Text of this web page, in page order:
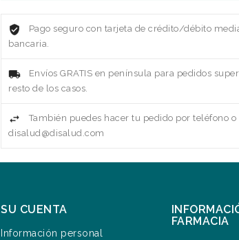
Pago seguro con tarjeta de crédito/débito
bancaria.
Envíos GRATIS en península para pedidos
resto de los casos.
También puedes hacer tu pedido por teléfono
disalud@disalud.com
SU CUENTA
Información personal
FARMACIA